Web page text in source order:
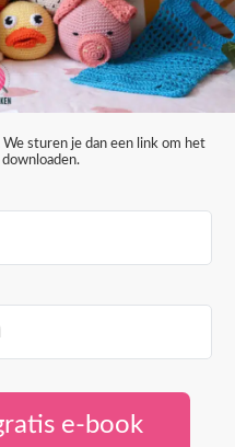
sturen je dan een link om het
e-book